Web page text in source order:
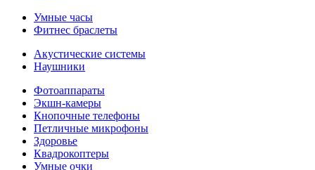
Умные часы
Фитнес браслеты
Акустические системы
Наушники
Фотоаппараты
Экшн-камеры
Кнопочные телефоны
Петличные микрофоны
Здоровье
Квадрокоптеры
Умные очки